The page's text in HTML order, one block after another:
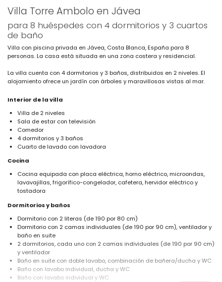
Villa Torre Ambolo en Jávea
para 8 huéspedes con 4 dormitorios y 3 cuartos
de baño
Villa con piscina privada en Jávea, Costa Blanca, España para 8
personas. La casa está situada en una zona costera y residencial.
La villa cuenta con 4 dormitorios y 3 baños, distribuidos en 2 niveles. El
alojamiento ofrece un jardín con árboles y maravillosas vistas al mar.
Interior de la villa
Villa de 2 niveles
Sala de estar con televisión
Comedor
4 dormitorios y 3 baños
Cuarto de lavado con lavadora
Cocina
Cocina equipada con placa eléctrica, horno eléctrico, microondas,
lavavajillas, frigorífico-congelador, cafetera, hervidor eléctrico y
tostadora
Dormitorios y baños
Dormitorio con 2 literas (de 190 por 80 cm)
Dormitorio con 2 camas individuales (de 190 por 90 cm), ventilador y
baño en suite
2 dormitorios, cada uno con 2 camas individuales (de 190 por 90 cm)
y ventilador
Baño en suite con doble lavabo, combinación de bañera/ducha y WC
Baño con lavabo individual, ducha y WC
Baño con lavabo individual y WC